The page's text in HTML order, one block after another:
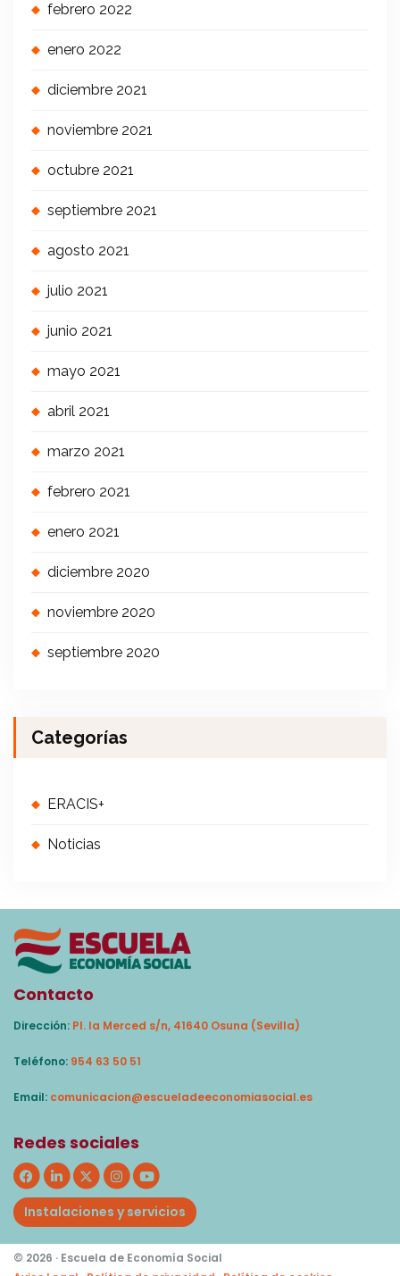
febrero 2022
enero 2022
diciembre 2021
noviembre 2021
octubre 2021
septiembre 2021
agosto 2021
julio 2021
junio 2021
mayo 2021
abril 2021
marzo 2021
febrero 2021
enero 2021
diciembre 2020
noviembre 2020
septiembre 2020
Categorías
ERACIS+
Noticias
Contacto
Dirección: Pl. la Merced s/n, 41640 Osuna (Sevilla)
Teléfono: 954 63 50 51
Email: comunicacion@escueladeeconomiasocial.es
Redes sociales
Instalaciones y servicios
© 2026 · Escuela de Economía Social